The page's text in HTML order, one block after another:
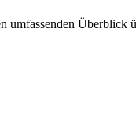
Überblick